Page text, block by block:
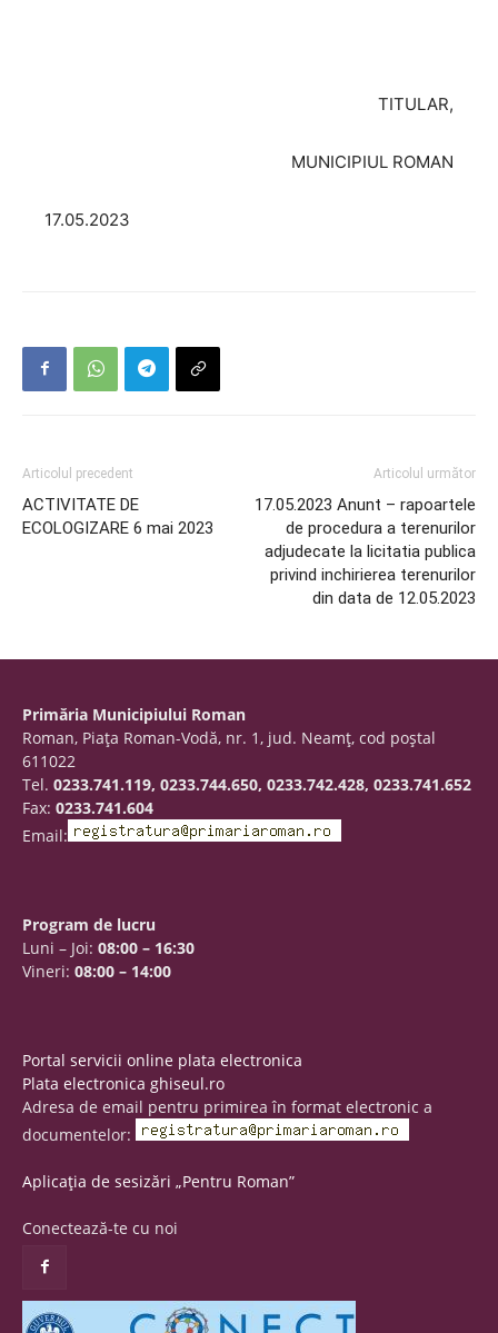
TITULAR,
MUNICIPIUL ROMAN
17.05.2023
Articolul precedent
ACTIVITATE DE
ECOLOGIZARE 6 mai 2023
Articolul următor
17.05.2023 Anunt – rapoartele
de procedura a terenurilor
adjudecate la licitatia publica
privind inchirierea terenurilor
din data de 12.05.2023
Primăria Municipiului Roman
Roman, Piaţa Roman-Vodă, nr. 1, jud. Neamţ, cod poştal
611022
Tel. 0233.741.119, 0233.744.650, 0233.742.428, 0233.741.652
Fax: 0233.741.604
Email:
Program de lucru
Luni – Joi: 08:00 – 16:30
Vineri: 08:00 – 14:00
Portal servicii online plata electronica
Plata electronica ghiseul.ro
Adresa de email pentru primirea în format electronic a
documentelor:
Aplicația de sesizări „Pentru Roman”
Conectează-te cu noi